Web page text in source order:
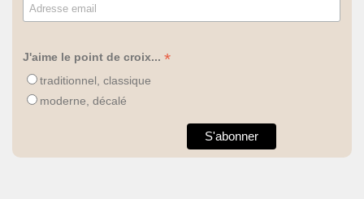
J'aime le point de croix... *
traditionnel, classique
moderne, décalé